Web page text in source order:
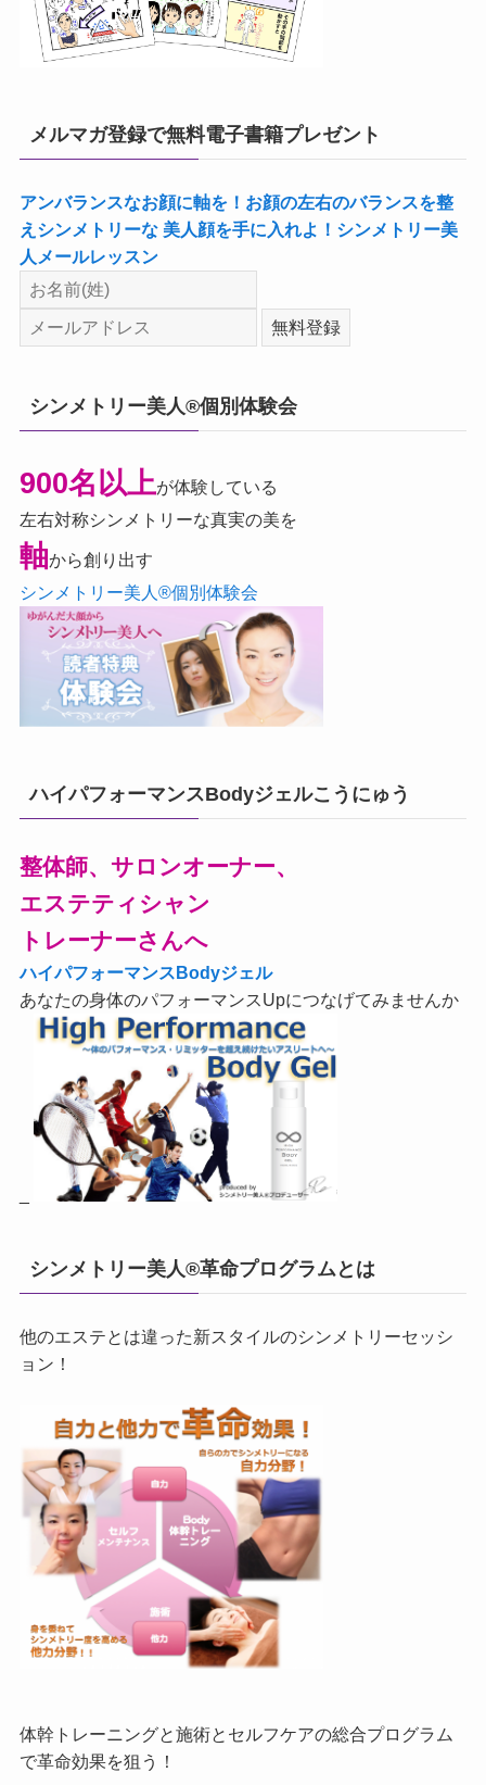
メルマガ登録で無料電子書籍プレゼント
アンバランスなお顔に軸を！お顔の左右のバランスを整
えシンメトリーな 美人顔を手に入れよ！シンメトリー美
人メールレッスン
シンメトリー美人®個別体験会
900名以上が体験している
左右対称シンメトリーな真実の美を
軸から創り出す
シンメトリー美人®個別体験会
ハイパフォーマンスBodyジェルこうにゅう
整体師、サロンオーナー、
エステティシャン
トレーナーさんへ
ハイパフォーマンスBodyジェル
あなたの身体のパフォーマンスUpにつなげてみませんか
シンメトリー美人®革命プログラムとは
他のエステとは違った新スタイルのシンメトリーセッシ
ョン！
体幹トレーニングと施術とセルフケアの総合プログラム
で革命効果を狙う！